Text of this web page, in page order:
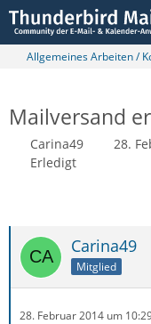
Allgemeines Arbeiten /
Mailversand
Carina49 28.
Erledigt
Carina49
Mitglied
28. Februar 2014 um